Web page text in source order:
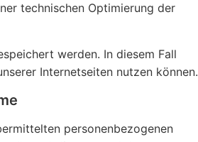
technischen Optimierung der
werden. In diesem Fall
Internetseiten nutzen können.
personenbezogenen